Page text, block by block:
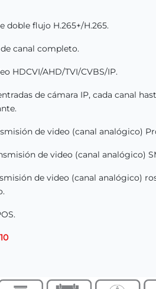
doble flujo H.265+/H.265.
canal completo.
HDCVI/AHD/TVI/CVBS/IP.
de cámara IP, cada canal
de video (canal analógico)
de video (canal analógico)
de video (canal analógico)